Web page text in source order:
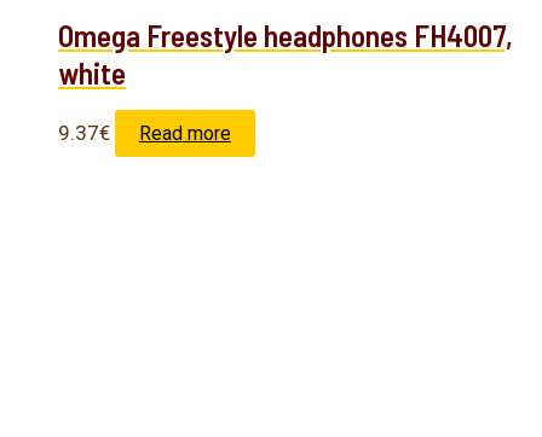
Omega Freestyle headphones FH4007,
white
9.37€ Read more